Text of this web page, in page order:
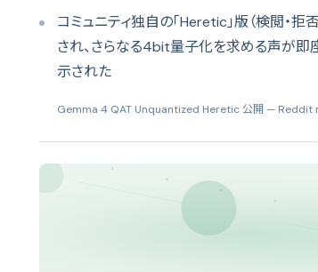
コミュニティ独自の「Heretic」版（検閲・
され、さらなる4bit量子化を求める声が即
示された
Gemma 4 QAT Unquantized Heretic 公開 — Reddit